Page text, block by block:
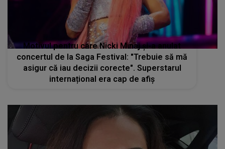
Motivul pentru care Nicki Minaj și-a anulat
concertul de la Saga Festival: "Trebuie să mă
asigur că iau decizii corecte". Superstarul
internațional era cap de afiș